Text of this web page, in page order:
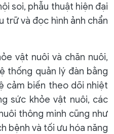
soi, phẫu thuật hiện đại
trữ và đọc hình ảnh chẩn
vật nuôi và chăn nuôi,
thống quản lý đàn bằng
cảm biến theo dõi nhiệt
sức khỏe vật nuôi, các
thông minh cũng như
bệnh và tối ưu hóa năng